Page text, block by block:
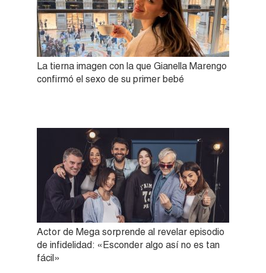
La tierna imagen con la que Gianella Marengo
confirmó el sexo de su primer bebé
Actor de Mega sorprende al revelar episodio
de infidelidad: «Esconder algo así no es tan
fácil»